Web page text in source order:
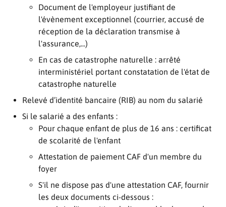
Document de l'employeur justifiant de
l'évènement exceptionnel (courrier, accusé de
réception de la déclaration transmise à
l'assurance,...)
En cas de catastrophe naturelle : arrêté
interministériel portant constatation de l'état de
catastrophe naturelle
Relevé d’identité bancaire (RIB) au nom du salarié
Si le salarié a des enfants :
Pour chaque enfant de plus de 16 ans : certificat
de scolarité de l'enfant
Attestation de paiement CAF d'un membre du
foyer
S'il ne dispose pas d'une attestation CAF, fournir
les deux documents ci-dessous :